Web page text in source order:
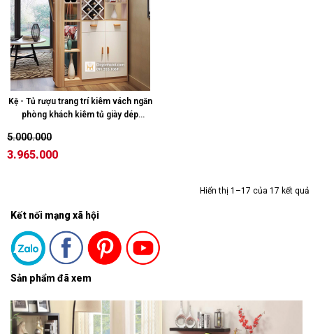
Kệ - Tủ rượu trang trí kiêm vách ngăn
phòng khách kiêm tủ giày dép
5.000.000
3.965.000
Hiển thị 1–17 của 17 kết quả
Kết nối mạng xã hội
Sản phẩm đã xem